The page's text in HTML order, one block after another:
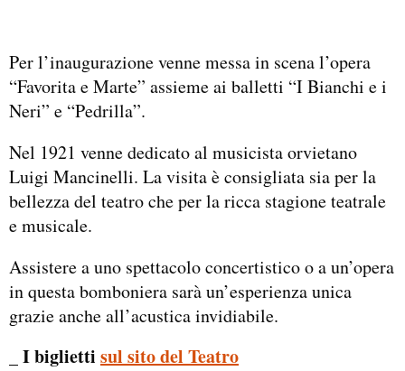
Per l’inaugurazione venne messa in scena l’opera
“Favorita e Marte” assieme ai balletti “I Bianchi e i
Neri” e “Pedrilla”.
Nel 1921 venne dedicato al musicista orvietano
Luigi Mancinelli. La visita è consigliata sia per la
bellezza del teatro che per la ricca stagione teatrale
e musicale.
Assistere a uno spettacolo concertistico o a un’opera
in questa bomboniera sarà un’esperienza unica
grazie anche all’acustica invidiabile.
_ I biglietti sul sito del Teatro